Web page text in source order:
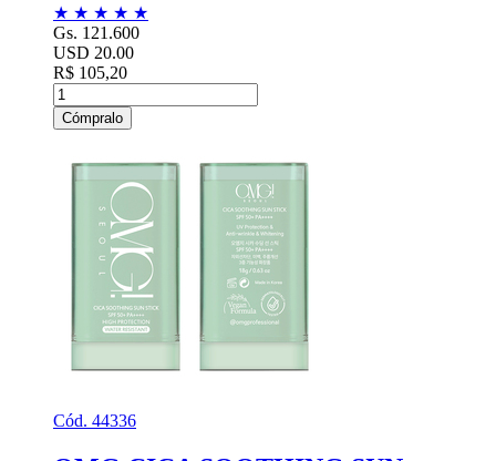
★ ★ ★ ★ ★
Gs. 121.600
USD 20.00
R$ 105,20
Cómpralo
Cód. 44336